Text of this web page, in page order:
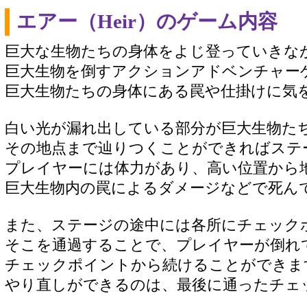
エアー（Heir）のゲーム内容
巨大な生物たちの身体をよじ登っていきな
巨大生物を倒すアクションアドベンチャー
巨大生物たちの身体にある罠や仕掛けに気
白い光が漏れ出している部分が巨大生物た
その地点まで辿りつくことができればス
プレイヤーには体力があり、高い位置から
巨大生物内の罠によるダメージなどで死ん
また、ステージの途中には各所にチェッ
そこを通過することで、プレイヤーが倒れ
チェックポイントから続けることができま
やり直しができるのは、最後に通ったチ